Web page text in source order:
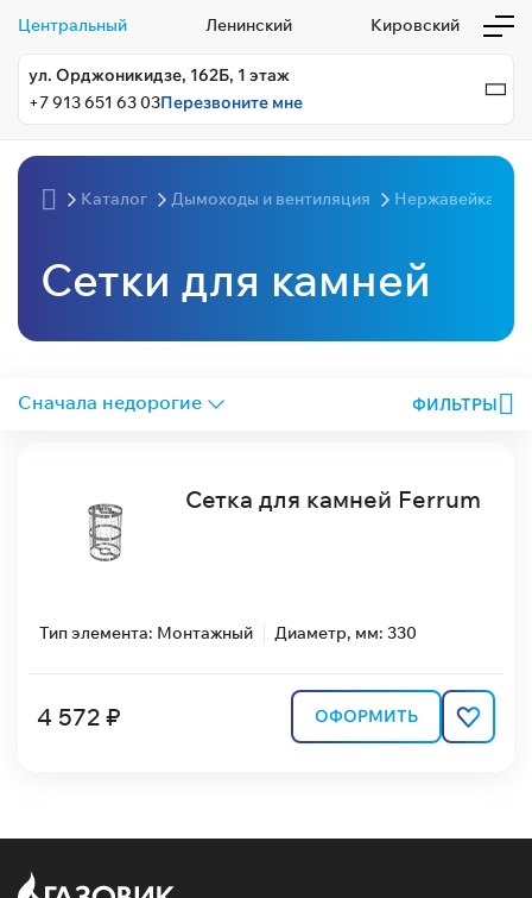
Центральный Ленинский Кировский
ул. Орджоникидзе, 162Б, 1 этаж
+7 913 651 63 03Перезвоните мне
Каталог Дымоходы и вентиляция Нержавейка
Сетки для камней
ФИЛЬТРЫ
Сетка для камней Ferrum
Тип элемента: Монтажный Диаметр, мм: 330
4 572 ₽ ОФОРМИТЬ